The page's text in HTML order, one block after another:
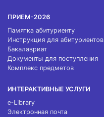
ПРИЕМ-2026
Памятка абитуриенту
Инструкция для абитуриентов
Бакалавриат
Документы для поступления
Комплекс предметов
ИНТЕРАКТИВНЫЕ УСЛУГИ
e-Library
Электронная почта